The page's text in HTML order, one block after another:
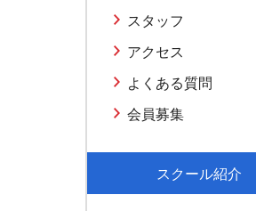
スタッフ
アクセス
よくある質問
会員募集
スクール紹介